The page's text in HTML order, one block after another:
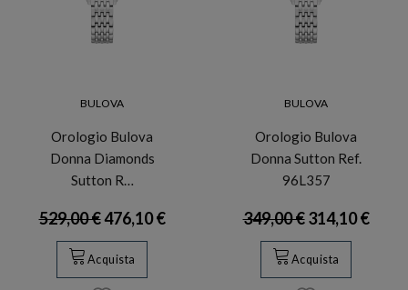
BULOVA
Orologio Bulova
Donna Diamonds
Sutton R…
529,00 €476,10 €
Acquista
BULOVA
Orologio Bulova
Donna Sutton Ref.
96L357
349,00 €314,10 €
Acquista